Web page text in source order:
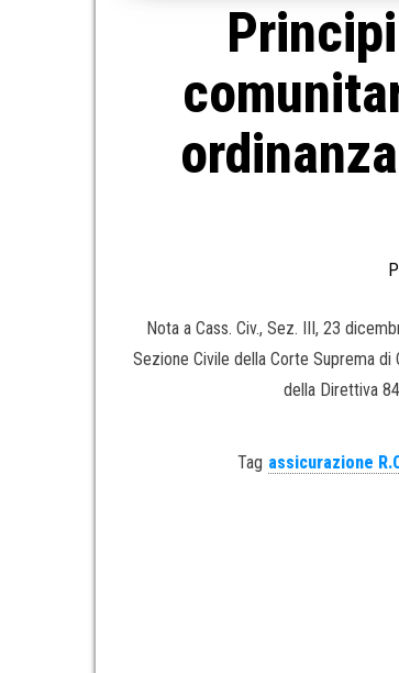
Nota a Cass. Civ., Sez. III, 23
Sezione Civile della Corte Suprema di
della Direttiva
Tag assicurazione